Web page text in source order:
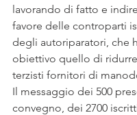
lavorando di fatto e
favore delle controparti
degli autoriparatori, che
obiettivo quello di
terzisti fornitori di
Il messaggio dei 500
convegno, dei 2700